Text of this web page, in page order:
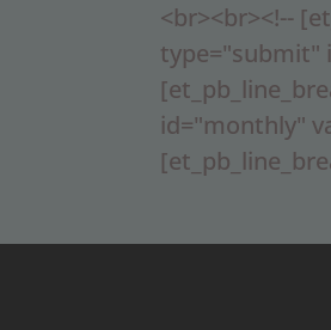
<br><br><!--
type="submit"
id="monthly"